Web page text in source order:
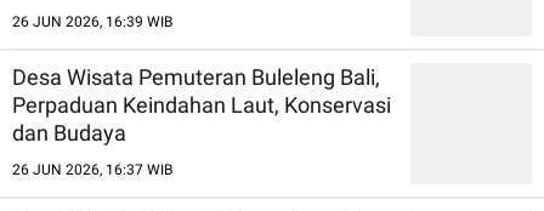
26 JUN 2026, 16:39 WIB
Desa Wisata Pemuteran Buleleng Bali,
Perpaduan Keindahan Laut, Konservasi
dan Budaya
26 JUN 2026, 16:37 WIB